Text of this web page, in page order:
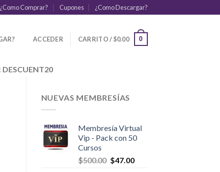
¿Como Comprar? Cupones ¿Como Descargar?
ACCEDER CARRITO /$0.00 0
DESCUENT20
NUEVAS MEMBRESÍAS
Membresía Virtual
Vip - Pack con 50
Cursos
$500.00 $47.00